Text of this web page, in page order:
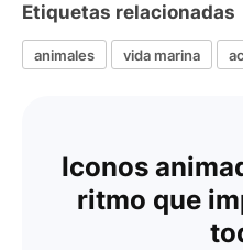
Etiquetas relacionadas
animales vida marina
Iconos
ritmo que